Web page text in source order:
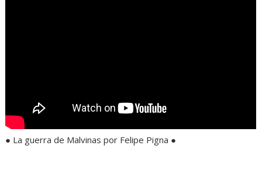
● La guerra de Malvinas por Felipe Pigna ●